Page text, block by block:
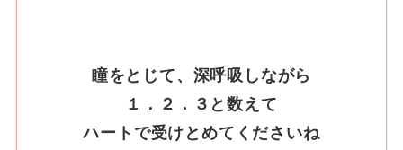
瞳をとじて、深呼吸しながら
１．２．３と数えて
ハートで受けとめてくださいね